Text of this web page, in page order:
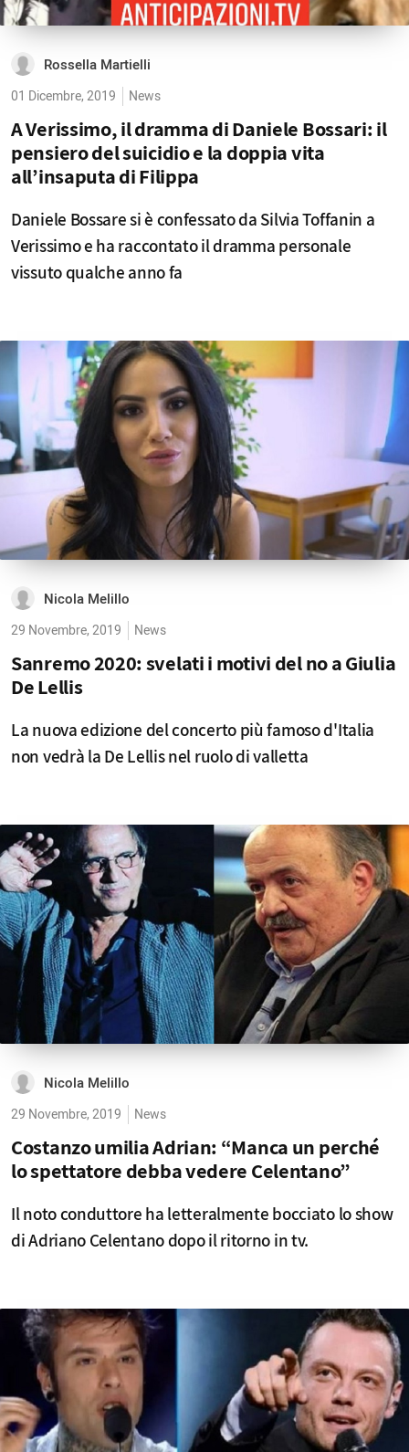
Rossella Martielli
01 Dicembre, 2019 News
A Verissimo, il dramma di Daniele Bossari: il
pensiero del suicidio e la doppia vita
all’insaputa di Filippa
Daniele Bossare si è confessato da Silvia Toffanin a
Verissimo e ha raccontato il dramma personale
vissuto qualche anno fa
Nicola Melillo
29 Novembre, 2019 News
Sanremo 2020: svelati i motivi del no a Giulia
De Lellis
La nuova edizione del concerto più famoso d'Italia
non vedrà la De Lellis nel ruolo di valletta
Nicola Melillo
29 Novembre, 2019 News
Costanzo umilia Adrian: “Manca un perché
lo spettatore debba vedere Celentano”
Il noto conduttore ha letteralmente bocciato lo show
di Adriano Celentano dopo il ritorno in tv.